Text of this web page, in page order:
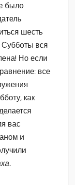
было
шесть
вся
Но если
все
как
вас
и